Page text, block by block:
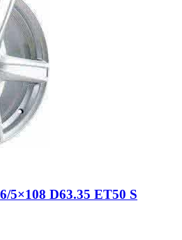
5×108 D63.35 ET50 S